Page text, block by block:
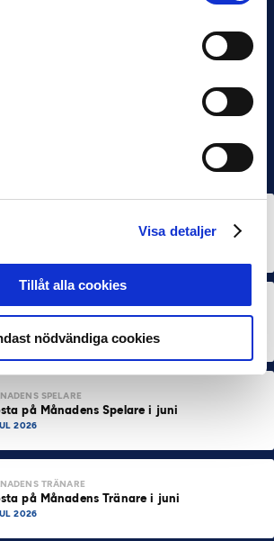
Visa detaljer
Tillåt alla cookies
nödvändiga cookies
på Månadens Spelare & Tränare i juli
SPELARE MÅNADENS TRÄNARE
Landskrona-priser när juni summeras
2026
SPELARE
på Månadens Spelare i juni
2026
TRÄNARE
på Månadens Tränare i juni
2026